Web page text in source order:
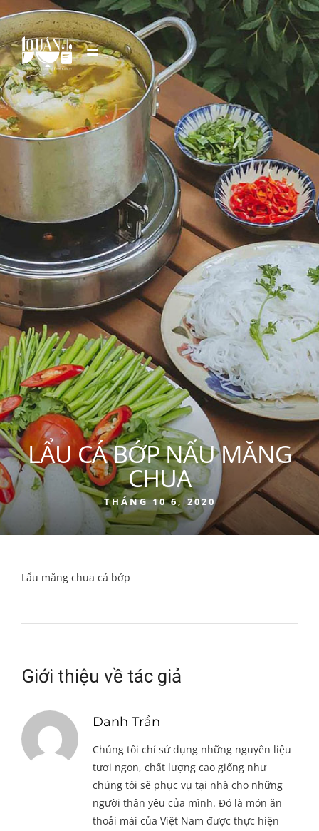
LẨU CÁ BỚP NẤU MĂNG
CHUA
THÁNG 10 6, 2020
Lẩu măng chua cá bớp
Giới thiệu về tác giả
Danh Trần
Chúng tôi chỉ sử dụng những nguyên liệu
tươi ngon, chất lượng cao giống như
chúng tôi sẽ phục vụ tại nhà cho những
người thân yêu của mình. Đó là món ăn
thoải mái của Việt Nam được thực hiện